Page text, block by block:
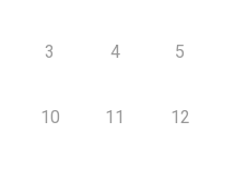
3 4 5
10 11 12